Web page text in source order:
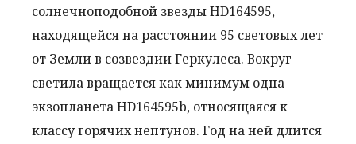
солнечноподобной звезды HD164595,
находящейся на расстоянии 95 световых лет
от Земли в созвездии Геркулеса. Вокруг
светила вращается как минимум одна
экзопланета HD164595b, относящаяся к
классу горячих нептунов. Год на ней длится